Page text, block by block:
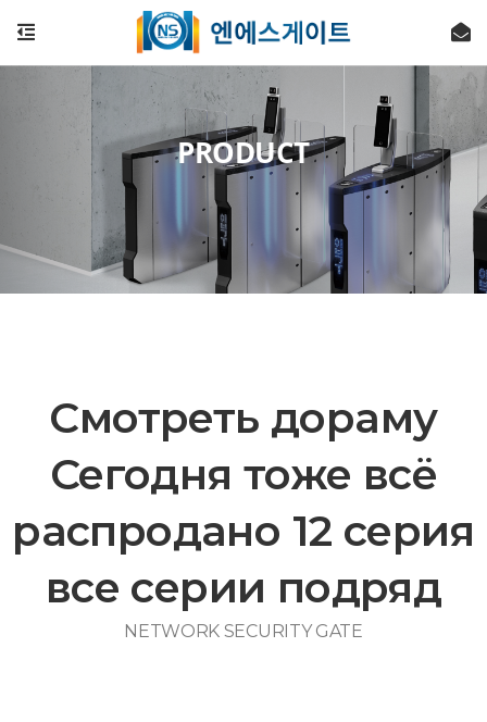
PRODUCT
Смотреть дораму
Сегодня тоже всё
распродано 12 серия
все серии подряд
NETWORK SECURITY GATE